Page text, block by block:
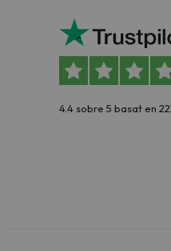
4.4 sobre 5 basat en